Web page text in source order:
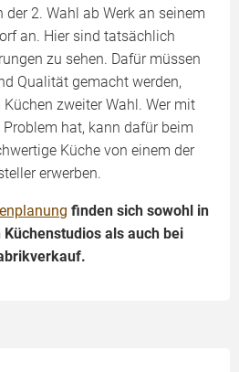
2. Wahl ab Werk an seinem
an. Hier sind tatsächlich
zu sehen. Dafür müssen
Qualität gemacht werden,
zweiter Wahl. Wer mit
hat, kann dafür beim
Küche von einem der
erwerben.
finden sich sowohl in
als auch bei